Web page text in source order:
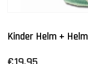
Kinder Helm +